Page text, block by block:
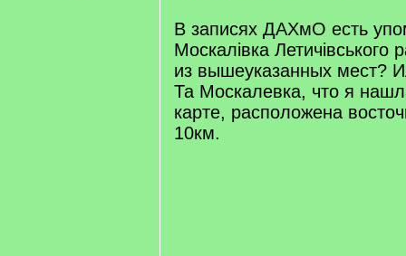
В записях ДАХмО есть
Москалівка Летичівського
из вышеуказанных мест?
Та Москалевка, что я
карте, расположена
10км.